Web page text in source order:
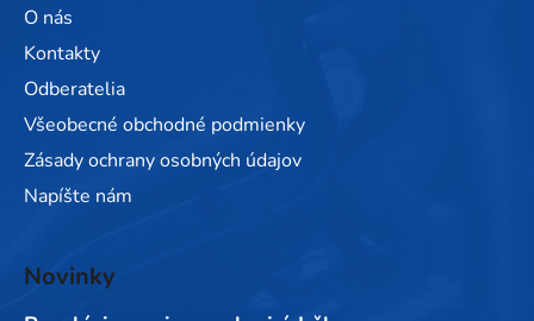
O nás
Kontakty
Odberatelia
Všeobecné obchodné podmienky
Zásady ochrany osobných údajov
Napíšte nám
Novinky